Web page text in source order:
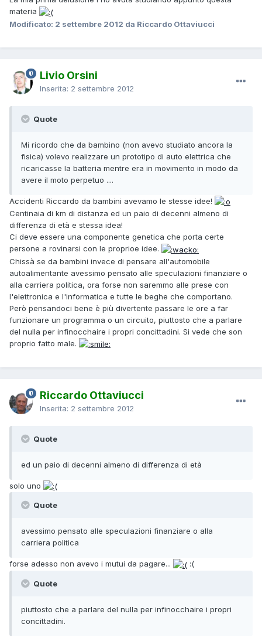
materia
Modificato: 2 settembre 2012 da Riccardo Ottaviucci
Livio Orsini
Inserita: 2 settembre 2012
Quote
Mi ricordo che da bambino (non avevo studiato ancora la
fisica) volevo realizzare un prototipo di auto elettrica che
ricaricasse la batteria mentre era in movimento in modo da
avere il moto perpetuo ....
Accidenti Riccardo da bambini avevamo le stesse idee!
Centinaia di km di distanza ed un paio di decenni almeno di
differenza di età e stessa idea!
Ci deve essere una componente genetica che porta certe
persone a rovinarsi con le proprioe idee.
Chissà se da bambini invece di pensare all'automobile
autoalimentante avessimo pensato alle speculazioni finanziare o
alla carriera politica, ora forse non saremmo alle prese con
l'elettronica e l'informatica e tutte le beghe che comportano.
Però pensandoci bene è più divertente passare le ore a far
funzionare un programma o un circuito, piuttosto che a parlare
del nulla per infinocchaire i propri concittadini. Si vede che son
proprio fatto male.
Riccardo Ottaviucci
Inserita: 2 settembre 2012
Quote
ed un paio di decenni almeno di differenza di età
solo uno
Quote
avessimo pensato alle speculazioni finanziare o alla
carriera politica
forse adesso non avevo i mutui da pagare... :(
Quote
piuttosto che a parlare del nulla per infinocchaire i propri
concittadini.